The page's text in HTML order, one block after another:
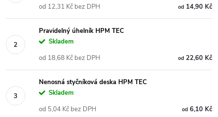
od14,90 Kč
od 12,31 Kč bez DPH
Pravidelný úhelník HPM TEC
Skladem
od22,60 Kč
od 18,68 Kč bez DPH
Nenosná styčníková deska HPM TEC
Skladem
od6,10 Kč
od 5,04 Kč bez DPH